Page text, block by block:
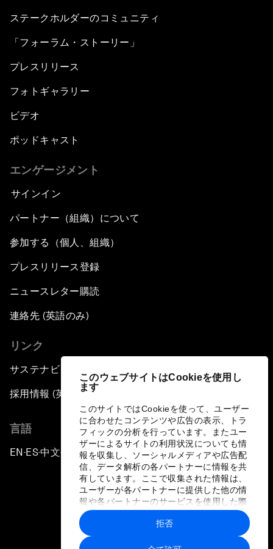
このウェブサイトはCookieを使用し
ます
このサイトではCookieを使って、ユーザー
に合わせたコンテンツや広告の表示、トラ
フィックの分析を行っています。またユー
ザーによるサイトの利用状況についても情
報を収集し、ソーシャルメディアや広告配
信、データ解析の各パートナーに情報を共
有しています。ここで収集された情報は、
ユーザーが各パートナーに提供した他の情
報や各パートナーのサービスを使用した際
に収集された情報と組み合わされ、各パー
トナーによって使用されることがありま
す。
拒否
ステークホルダーのコミュニティ
「フォーラム・ストーリー」
プレスリリース
フォトギャラリー
ビデオ
ポッドキャスト
エンゲージメント
サインイン
パートナー（組織）について
参加する（個人、組織）
プレスリリース登録
ニュースレター購読
連絡先 (英語のみ)
リンク
サステナビリティへの取り組み
採用情報 (英語のみ)
言語
EN ▪ES▪中文▪ 日本語
プライバシーポリシーと利用規約